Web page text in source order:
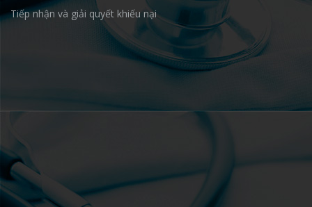
Tiếp nhận và giải quyết khiếu nại